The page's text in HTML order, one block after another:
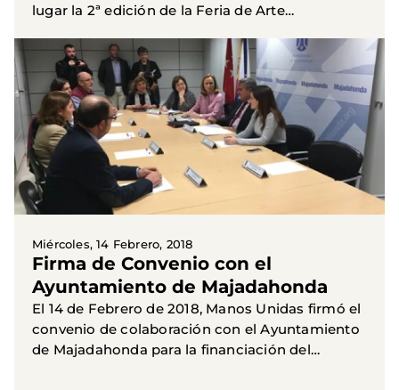
lugar la 2ª edición de la Feria de Arte
(ART COLLECTION MADRID)...
Miércoles, 14 Febrero, 2018
Firma de Convenio con el
Ayuntamiento de Majadahonda
El 14 de Febrero de 2018, Manos Unidas firmó el
convenio de colaboración con el Ayuntamiento
de Majadahonda para la financiación del